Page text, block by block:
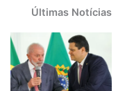
Últimas Notícias